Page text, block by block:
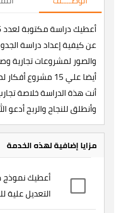
والصور لمشروعات تجارية
أيضا علي 15
وأنطلق للنجاح والربح أدعو
مزايا إضافية لهذه الخدمة
أعطيك
التعديل علية